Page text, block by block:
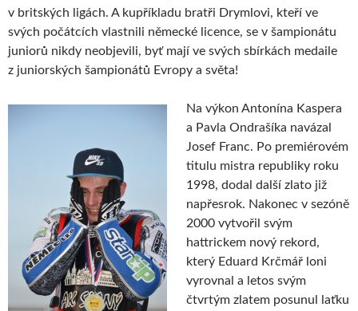
v britských ligách. A kupříkladu bratři Drymlovi, kteří ve
svých počátcích vlastnili německé licence, se v šampionátu
juniorů nikdy neobjevili, byť mají ve svých sbírkách medaile
z juniorských šampionátů Evropy a světa!
Na výkon Antonína Kaspera
a Pavla Ondrašíka navázal
Josef Franc. Po premiérovém
titulu mistra republiky roku
1998, dodal další zlato již
napřesrok. Nakonec v sezóně
2000 vytvořil svým
hattrickem nový rekord,
který Eduard Krčmář loni
vyrovnal a letos svým
čtvrtým zlatem posunul laťku